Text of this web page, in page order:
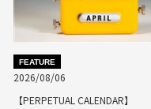
FEATURE
2026/08/06
【PERPETUAL CALENDAR】